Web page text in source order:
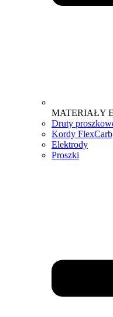
MATERIAŁY
Druty
Kordy FlexCarb
Elektrody
Proszki